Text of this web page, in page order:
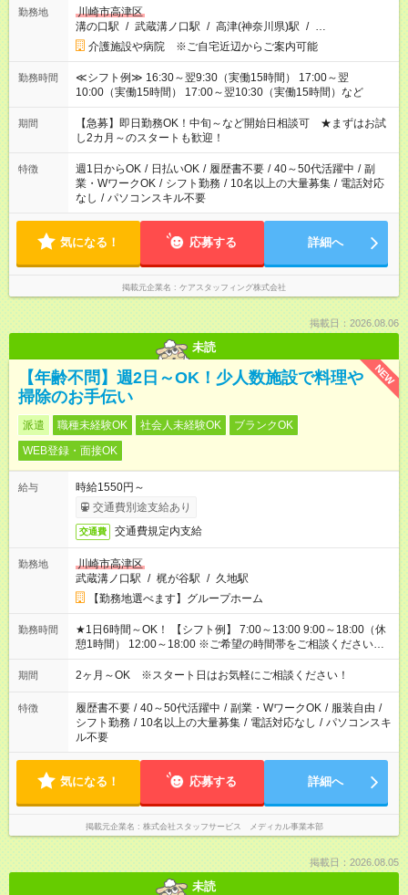
勤務地
川崎市高津区
溝の口駅 / 武蔵溝ノ口駅 / 高津(神奈川県)駅 / …
介護施設や病院 ※ご自宅近辺からご案内可能
勤務時間
≪シフト例≫ 16:30～翌9:30（実働15時間） 17:00～翌
10:00（実働15時間） 17:00～翌10:30（実働15時間）など
期間
【急募】即日勤務OK！中旬～など開始日相談可 ★まずはお試
し2カ月～のスタートも歓迎！
特徴 週1日からOK / 日払いOK / 履歴書不要 / 40～50代活躍中 / 副
業・WワークOK / シフト勤務 / 10名以上の大量募集 / 電話対応
なし / パソコンスキル不要
気になる！ 応募する 詳細へ
掲載元企業名 ケアスタッフィング株式会社
掲載日：2026.08.06
未読
NEW
【年齢不問】週2日～OK！少人数施設で料理や
掃除のお手伝い
派遣 職種未経験OK 社会人未経験OK
ブランクOK
WEB登録・面接OK
給与
時給1550円～
交通費別途支給あり
交通費 交通費規定内支給
勤務地
川崎市高津区
武蔵溝ノ口駅 / 梶が谷駅 / 久地駅
【勤務地選べます】グループホーム
勤務時間
★1日6時間～OK！ 【シフト例】 7:00～13:00 9:00～18:00（休
憩1時間） 12:00～18:00 ※ご希望の時間帯をご相談ください。
※日勤、夜勤のみ、変則的な勤務等も相談OK！
期間 2ヶ月～OK ※スタート日はお気軽にご相談ください！
特徴 履歴書不要 / 40～50代活躍中 / 副業・WワークOK / 服装自由 /
シフト勤務 / 10名以上の大量募集 / 電話対応なし / パソコンスキ
ル不要
気になる！ 応募する 詳細へ
掲載元企業名 株式会社スタッフサービス メディカル事業本部
掲載日：2026.08.05
未読